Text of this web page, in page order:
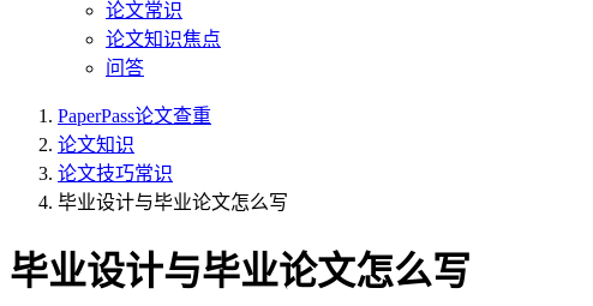
论文常识
论文知识焦点
问答
PaperPass论文查重
论文知识
论文技巧常识
毕业设计与毕业论文怎么写
毕业设计与毕业论文怎么写